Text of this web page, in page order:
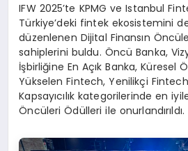
IFW 2025’te KPMG ve Istanbul
Türkiye’deki fintek ekosistemini
düzenlenen Dijital Finansın
sahiplerini buldu. Öncü Banka,
İşbirliğine En Açık Banka, Küresel
Yükselen Fintech, Yenilikçi
Kapsayıcılık kategorilerinde en
Öncüleri Ödülleri ile onurlandırıldı.